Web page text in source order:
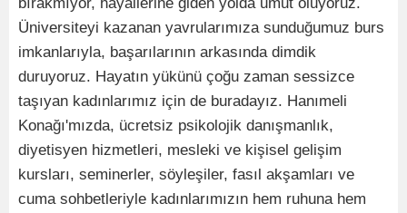
Üniversiteyi kazanan yavrularımıza sunduğumuz burs
imkanlarıyla, başarılarının arkasında dimdik
duruyoruz. Hayatın yükünü çoğu zaman sessizce
taşıyan kadınlarımız için de buradayız. Hanımeli
Konağı'mızda, ücretsiz psikolojik danışmanlık,
diyetisyen hizmetleri, mesleki ve kişisel gelişim
kursları, seminerler, söyleşiler, fasıl akşamları ve
cuma sohbetleriyle kadınlarımızın hem ruhuna hem